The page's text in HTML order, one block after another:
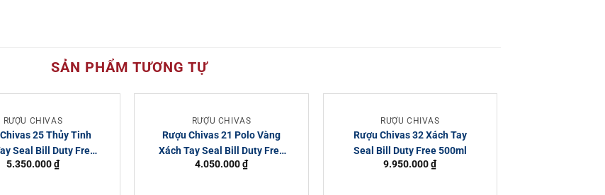
SẢN PHẨM TƯƠNG TỰ
RƯỢU CHIVAS
25 Thủy Tinh
Seal Bill Duty Free
700ml
5.350.000₫
RƯỢU CHIVAS
Rượu Chivas 21 Polo Vàng
Xách Tay Seal Bill Duty Free
700ml
4.050.000₫
RƯỢU CHIVAS
Rượu Chivas 32 Xách Tay
Seal Bill Duty Free 500ml
9.950.000₫